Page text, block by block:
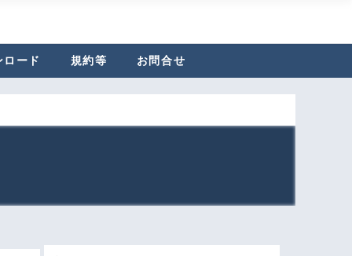
ロード 規約等 お問合せ